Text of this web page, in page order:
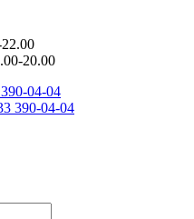
20.00
04-04
390-04-04